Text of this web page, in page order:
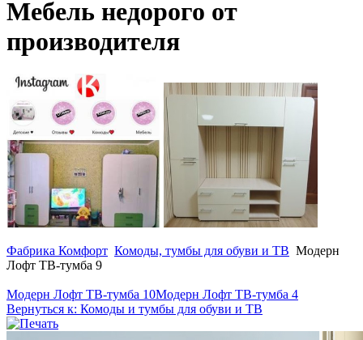
Мебель недорого от
производителя
Фабрика Комфорт Комоды, тумбы для обуви и ТВ Модерн
Лофт ТВ-тумба 9
Модерн Лофт ТВ-тумба 10Модерн Лофт ТВ-тумба 4
Вернуться к: Комоды и тумбы для обуви и ТВ